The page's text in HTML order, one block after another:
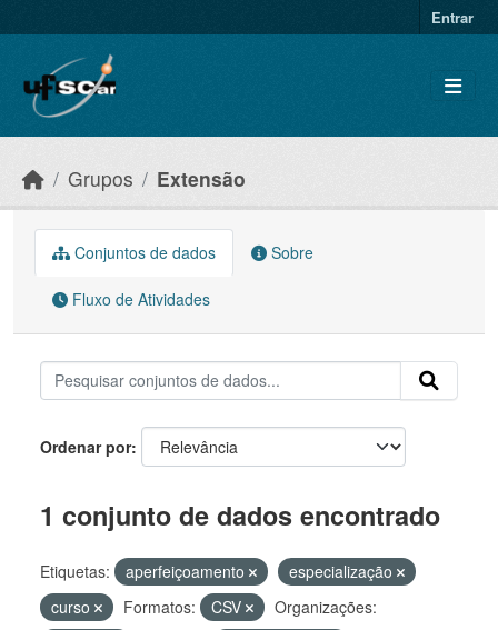
Entrar
Grupos Extensão
Conjuntos de dados Sobre
Fluxo de Atividades
Ordenar por
1 conjunto de dados encontrado
Etiquetas: aperfeiçoamento
especialização
curso
Formatos: CSV
Organizações: